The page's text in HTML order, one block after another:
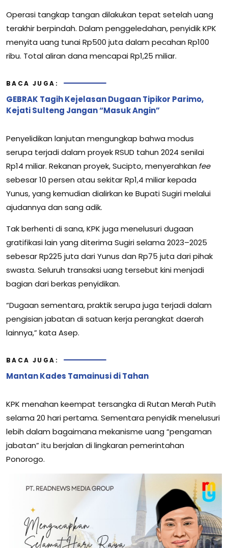
Operasi tangkap tangan dilakukan tepat setelah uang
terakhir berpindah. Dalam penggeledahan, penyidik KPK
menyita uang tunai Rp500 juta dalam pecahan Rp100
ribu. Total aliran dana mencapai Rp1,25 miliar.
BACA JUGA:
GEBRAK Tagih Kejelasan Dugaan Tipikor Parimo,
Kejati Sulteng Jangan “Masuk Angin”
Penyelidikan lanjutan mengungkap bahwa modus
serupa terjadi dalam proyek RSUD tahun 2024 senilai
Rp14 miliar. Rekanan proyek, Sucipto, menyerahkan fee
sebesar 10 persen atau sekitar Rp1,4 miliar kepada
Yunus, yang kemudian dialirkan ke Bupati Sugiri melalui
ajudannya dan sang adik.
Tak berhenti di sana, KPK juga menelusuri dugaan
gratifikasi lain yang diterima Sugiri selama 2023–2025
sebesar Rp225 juta dari Yunus dan Rp75 juta dari pihak
swasta. Seluruh transaksi uang tersebut kini menjadi
bagian dari berkas penyidikan.
“Dugaan sementara, praktik serupa juga terjadi dalam
pengisian jabatan di satuan kerja perangkat daerah
lainnya,” kata Asep.
BACA JUGA:
Mantan Kades Tamainusi di Tahan
KPK menahan keempat tersangka di Rutan Merah Putih
selama 20 hari pertama. Sementara penyidik menelusuri
lebih dalam bagaimana mekanisme uang “pengaman
jabatan” itu berjalan di lingkaran pemerintahan
Ponorogo.